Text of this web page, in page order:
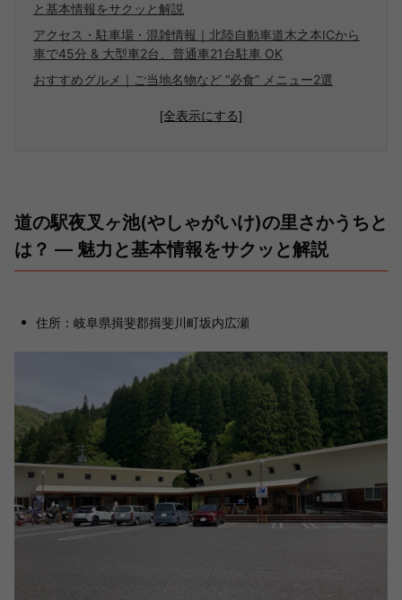
と基本情報をサクッと解説
アクセス・駐車場・混雑情報｜北陸自動車道木之本ICから
車で45分 & 大型車2台、普通車21台駐車 OK
おすすめグルメ｜ご当地名物など “必食” メニュー2選
[全表示にする]
道の駅夜叉ヶ池(やしゃがいけ)の里さかうちと
は？ ― 魅力と基本情報をサクッと解説
住所：岐阜県揖斐郡揖斐川町坂内広瀬